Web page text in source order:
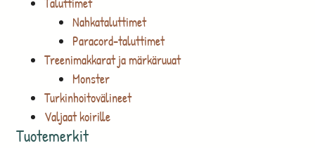
Nahkataluttimet
Paracord-taluttimet
Treenimakkarat ja märkäruuat
Monster
Turkinhoitovälineet
Valjaat koirille
Tuotemerkit